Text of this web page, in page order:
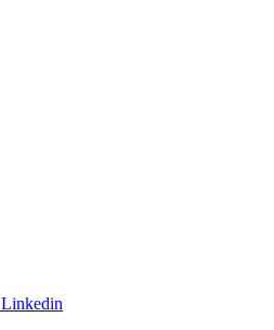
Linkedin